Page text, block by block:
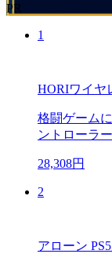
PR
1
HORIワイヤ
格闘ゲーム
ントローラー
28,308円
2
アローン